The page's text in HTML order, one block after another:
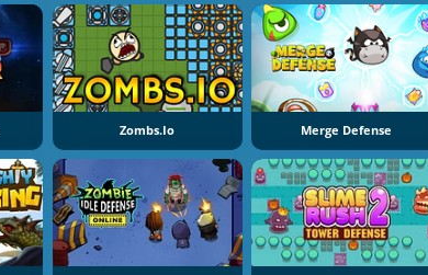
Zombs.io Merge Defense